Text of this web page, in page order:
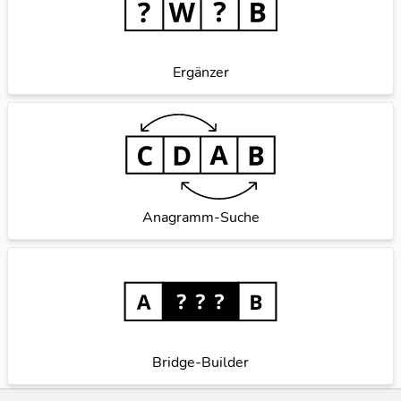
Ergänzer
Anagramm-Suche
Bridge-Builder